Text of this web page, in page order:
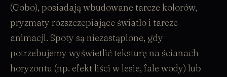
(Gobo), posiadają wbudowane tarcze kolorów,
pryzmaty rozszczepiające światło i tarcze
animacji. Spoty są niezastąpione, gdy
potrzebujemy wyświetlić teksturę na ścianach
horyzontu (np. efekt liści w lesie, fale wody) lub